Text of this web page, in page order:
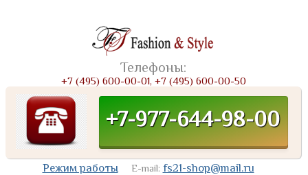
Телефоны:
+7 (495) 600-00-01, +7 (495) 600-00-50
+7-977-644-98-00
Режим работы E-mail: fs21-shop@mail.ru